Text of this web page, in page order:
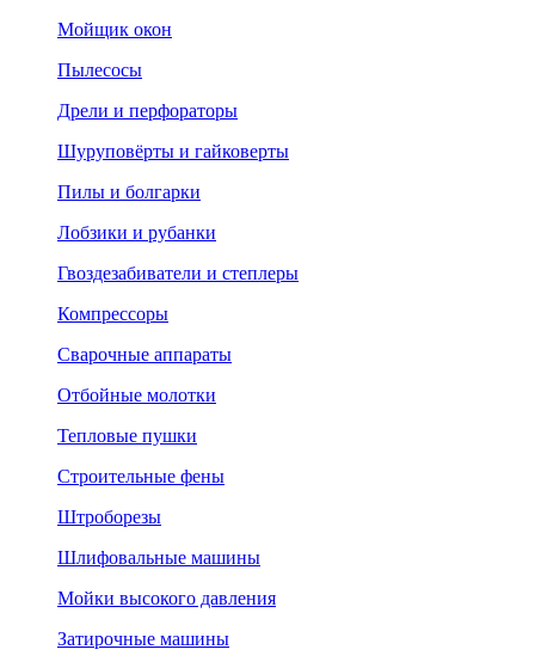
Мойщик окон
Пылесосы
Дрели и перфораторы
Шуруповёрты и гайковерты
Пилы и болгарки
Лобзики и рубанки
Гвоздезабиватели и степлеры
Компрессоры
Сварочные аппараты
Отбойные молотки
Тепловые пушки
Строительные фены
Штроборезы
Шлифовальные машины
Мойки высокого давления
Затирочные машины